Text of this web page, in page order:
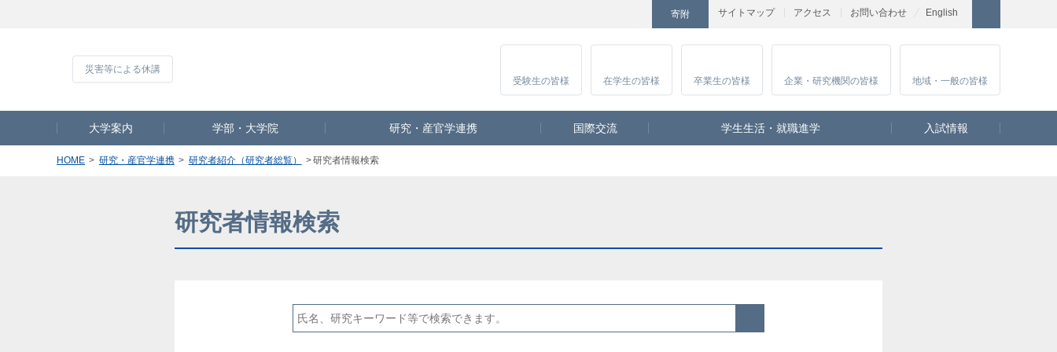
サイトマップ アクセス お問い合わせ
寄附 English
Instagram
受験生の皆様 在学生の皆様 卒業生の皆様 企業・研究機関の皆様 地域・一般の皆様
大学案内 学部・大学院 研究・産官学連携 国際交流 学生生活・就職進学 入試情報
HOME 研究・産官学連携 研究者紹介（研究者総覧） 研究者情報検索
研究者情報検索